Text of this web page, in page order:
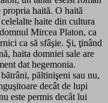
propria haită. O haită
haite din cultura
Mircea Platon, ca
ca să sfâşie. Şi, ţinând
haita domniei sale are
dat hegemonia.
păltinişeni sau nu,
decât de lupi
este permis decât lui